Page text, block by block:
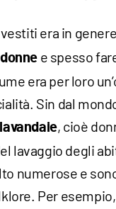
era in genere
e spesso
era per loro
Sin dal
lavandaie, cioè
lavaggio degli
numerose e
Per